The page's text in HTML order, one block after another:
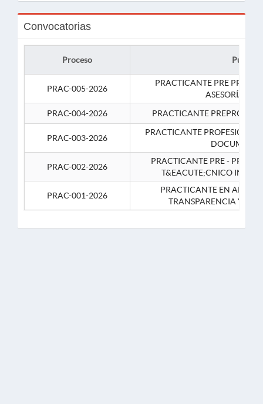
Convocatorias
Proceso Puesto
PRAC-005-2026
PRACTICANTE PRE
ASESORÍA
PRAC-004-2026
PRACTICANTE
PRAC-003-2026
PRACTICANTE
PRAC-002-2026
PRACTICANTE PRE -
T&EACUTE;CNICO
PRAC-001-2026
PRACTICANTE EN APOYO
TRANSPARENCIA Y